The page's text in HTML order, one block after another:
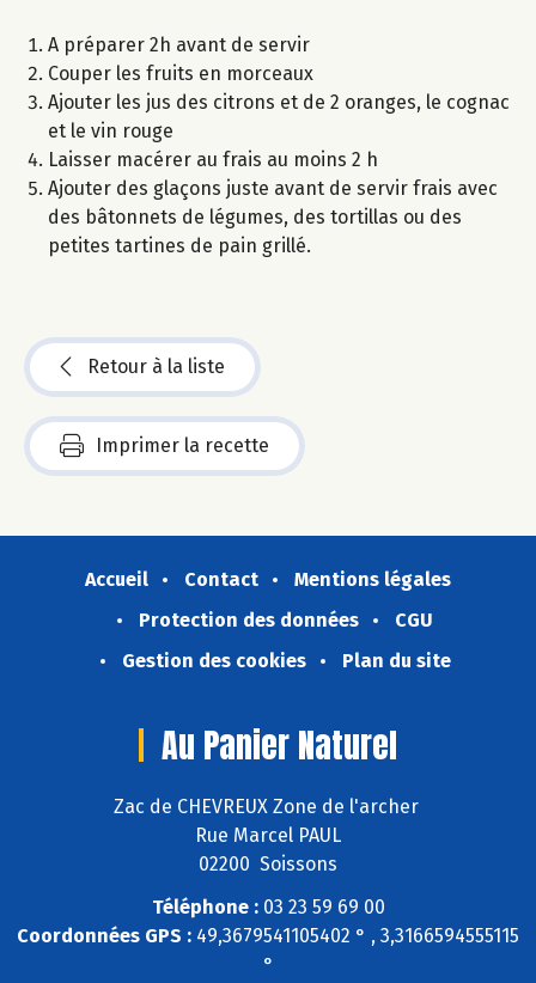
A préparer 2h avant de servir
Couper les fruits en morceaux
Ajouter les jus des citrons et de 2 oranges, le cognac
et le vin rouge
Laisser macérer au frais au moins 2 h
Ajouter des glaçons juste avant de servir frais avec
des bâtonnets de légumes, des tortillas ou des
petites tartines de pain grillé.
Retour à la liste
Imprimer la recette
Accueil Contact
Mentions légales
Protection des données
CGU
Gestion des cookies
Plan du site
Au Panier Naturel
Zac de CHEVREUX Zone de l'archer
Rue Marcel PAUL
02200 Soissons
Téléphone :03 23 59 69 00
Coordonnées GPS : 49,3679541105402 ° , 3,3166594555115
°